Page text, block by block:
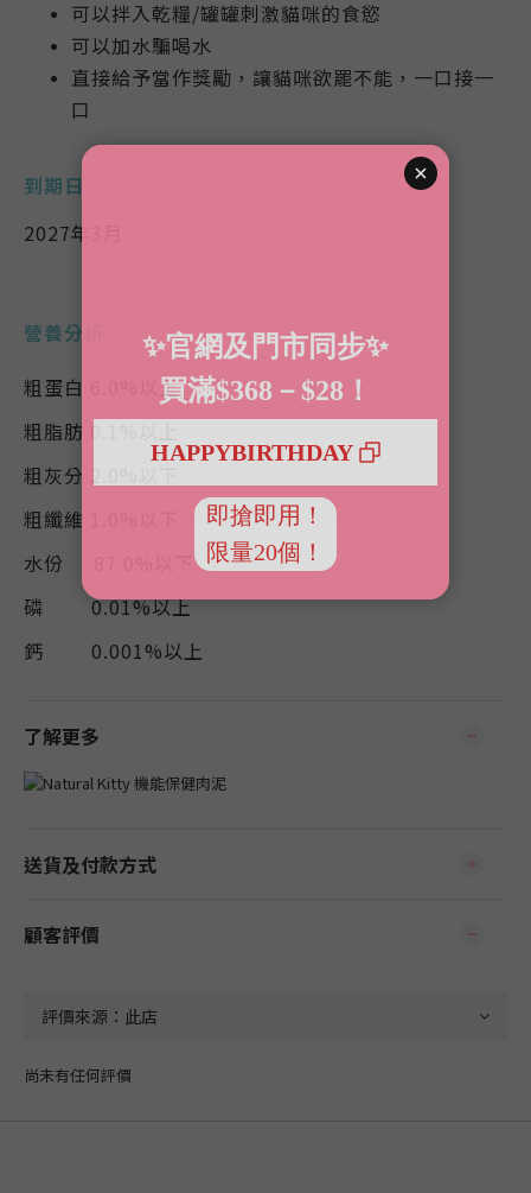
可以拌入乾糧/罐罐刺激貓咪的食慾
可以加水騙喝水
直接給予當作獎勵，讓貓咪欲罷不能，一口接一
口
到期日
2027年3月
營養分析
粗蛋白 6.0%以上
粗脂肪 0.1%以上
粗灰分 2.0%以下
粗纖維 1.0%以下
水份 87.0%以下
磷 0.01%以上
鈣 0.001%以上
了解更多
送貨及付款方式
顧客評價
尚未有任何評價